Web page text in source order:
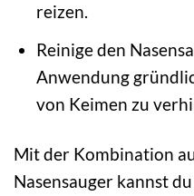
reizen.
Reinige den
Anwendung
von Keimen zu
Mit der Kombination
Nasensauger kannst